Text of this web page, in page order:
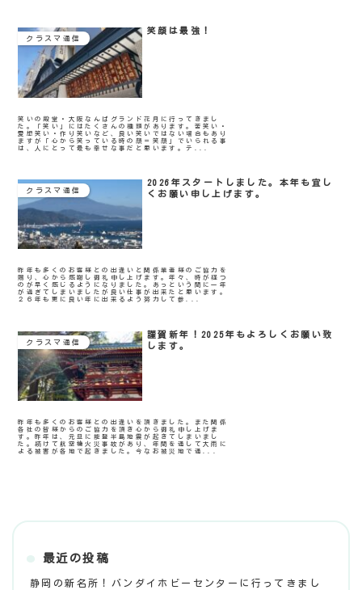
クラスマ通信
笑顔は最強！
笑いの殿堂・大阪なんばグランド花月に行ってきまし
た。「笑い」にはたくさんの種類があります。苦笑い・
愛想笑い・作り笑いなど、良い笑いではない場合もあり
ますが「心から笑っている時の顔＝笑顔」でいられる事
は、人にとって最も幸せな事だと思います。テ...
クラスマ通信
2026年スタートしました。本年も宜し
くお願い申し上げます。
昨年も多くのお客様との出逢いと関係業者様のご協力を
賜り、心から感謝し御礼申し上げます。年々、時が経つ
のが早く感じるようになりました。あっという間に一年
が過ぎてしまいましたが良い仕事が出来たと思います。
２６年も更に良い年に出来るよう努力して参...
クラスマ通信
謹賀新年！2025年もよろしくお願い致
します。
昨年も多くのお客様との出逢いを頂きました。また関係
各社の皆様からのご協力を頂き心から御礼申し上げま
す。昨年は、元旦に能登半島地震が起きてしまいまし
た。続けて航空機火災事故があり、年間を通して大雨に
よる被害が各地で起きました。今なお被災地で通...
最近の投稿
静岡の新名所！バンダイホビーセンターに行ってきまし